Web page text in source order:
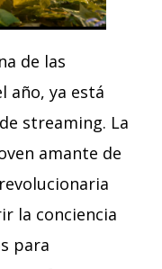
de las
año, ya está
streaming. La
amante de
la conciencia
para